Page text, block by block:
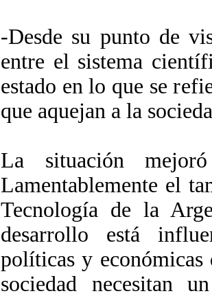
-Desde su punto de
entre el sistema
estado en lo que se
que aquejan a la
La situación
Lamentablemente el
Tecnología de la
desarrollo está
políticas y
sociedad necesitan